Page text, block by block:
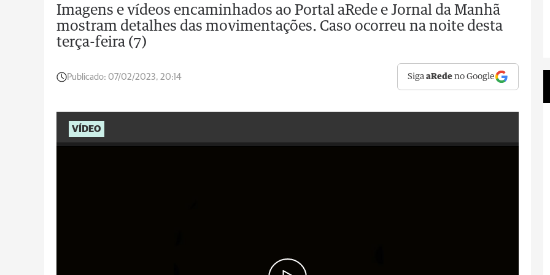
Imagens e vídeos encaminhados ao Portal aRede e Jornal da Manhã
mostram detalhes das movimentações. Caso ocorreu na noite desta
terça-feira (7)
Publicado: 07/02/2023, 20:14 SigaaRede no Google
VÍDEO